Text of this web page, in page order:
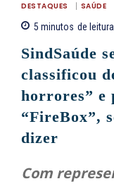
DESTAQUES SAÚDE
5 minutos de leitura
SindSaúde
classificou
horrores” e
“FireBox”,
dizer
Com